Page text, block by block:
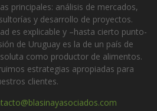
principales: análisis de mercados,
y desarrollo de proyectos.
es explicable y –hasta cierto punto-
de Uruguay es la de un país de
como productor de alimentos.
estrategias apropiadas para
clientes.